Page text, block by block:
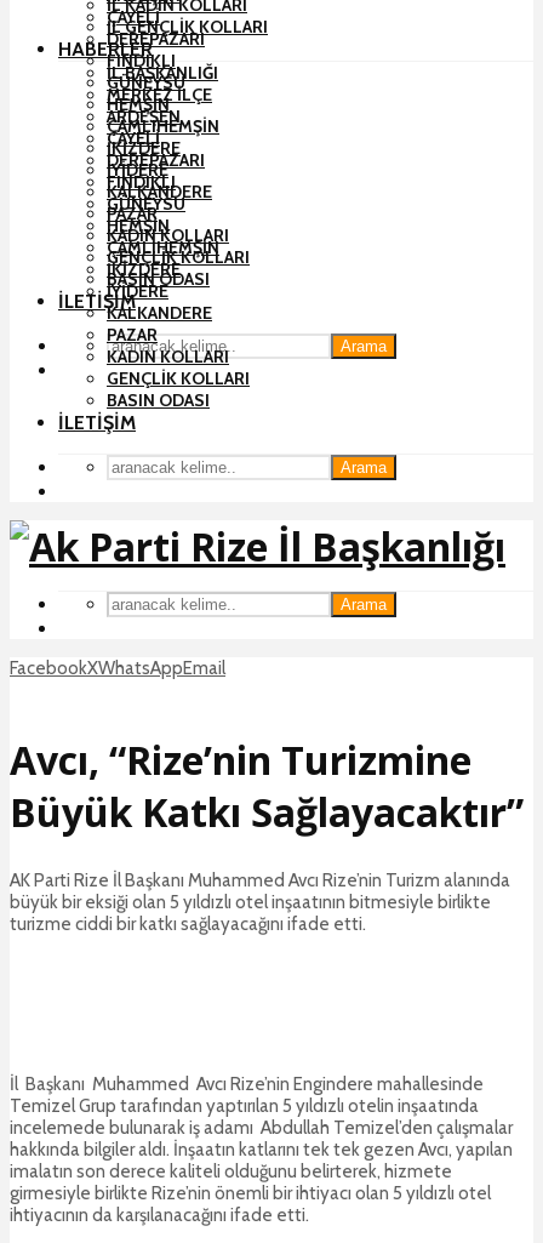
ÇAYELI
DEREPAZARI
FINDIKLI
GÜNEYSU
HEMŞIN
ÇAMLIHEMŞIN
İKIZDERE
İYIDERE
KALKANDERE
PAZAR
KADIN KOLLARI
GENÇLIK KOLLARI
BASIN ODASI
İLETIŞIM
Arama
İL KADIN KOLLARI
İL GENÇLIK KOLLARI
HABERLER
İL BAŞKANLIĞI
MERKEZ İLÇE
ARDEŞEN
ÇAYELI
DEREPAZARI
FINDIKLI
GÜNEYSU
HEMŞIN
ÇAMLIHEMŞIN
İKIZDERE
İYIDERE
KALKANDERE
PAZAR
KADIN KOLLARI
GENÇLIK KOLLARI
BASIN ODASI
İLETIŞIM
Arama
Arama
FacebookXWhatsAppEmail
Avcı, “Rize’nin Turizmine
Büyük Katkı Sağlayacaktır”
AK Parti Rize İl Başkanı Muhammed Avcı Rize’nin Turizm alanında
büyük bir eksiği olan 5 yıldızlı otel inşaatının bitmesiyle birlikte
turizme ciddi bir katkı sağlayacağını ifade etti.
İl Başkanı Muhammed Avcı Rize’nin Engindere mahallesinde
Temizel Grup tarafından yaptırılan 5 yıldızlı otelin inşaatında
incelemede bulunarak iş adamı Abdullah Temizel’den çalışmalar
hakkında bilgiler aldı. İnşaatın katlarını tek tek gezen Avcı, yapılan
imalatın son derece kaliteli olduğunu belirterek, hizmete
girmesiyle birlikte Rize’nin önemli bir ihtiyacı olan 5 yıldızlı otel
ihtiyacının da karşılanacağını ifade etti.